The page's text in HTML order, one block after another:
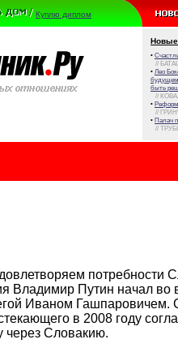
Куплю диплом
Новые
•
//
• Лео
будущем
быть
//
•
//
• Палач
//
потребности
Владимир Путин начал
Иваном Гашпаровичем.
в 2008 году
через Словакию.